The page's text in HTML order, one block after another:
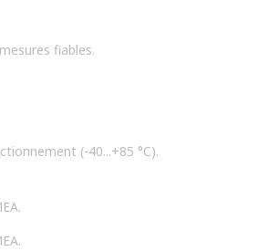
la surveillance
fiables.
(-40...+85 °C).